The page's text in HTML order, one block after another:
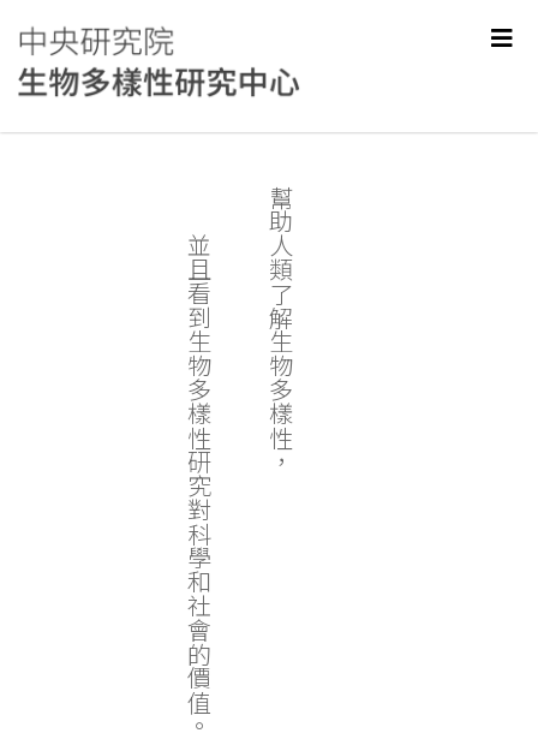
幫助人類了解生物多樣性，
並且看到生物多樣性研究對科學和社會的價值。